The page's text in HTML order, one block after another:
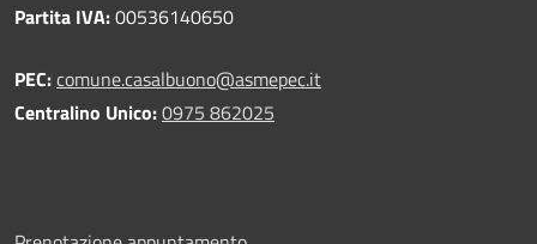
Partita IVA:00536140650
PEC:comune.casalbuono@asmepec.it
Centralino Unico:0975 862025